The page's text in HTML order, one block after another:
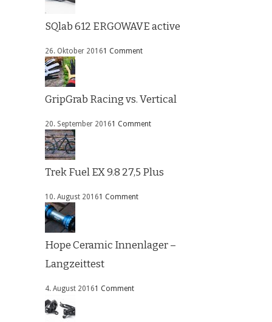
SQlab 612 ERGOWAVE active
26. Oktober 20161 Comment
GripGrab Racing vs. Vertical
20. September 20161 Comment
Trek Fuel EX 9.8 27,5 Plus
10. August 20161 Comment
Hope Ceramic Innenlager –
Langzeittest
4. August 20161 Comment